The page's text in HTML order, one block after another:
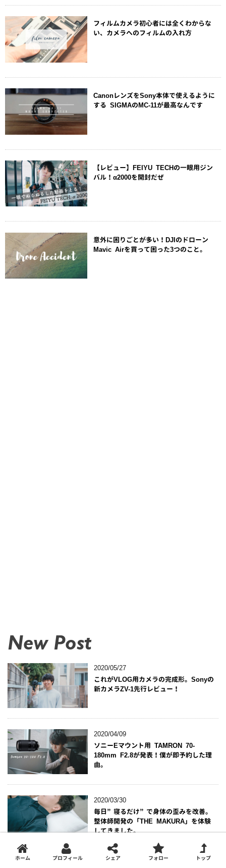
フィルムカメラ初心者には全くわからな
い、カメラへのフィルムの入れ方
CanonレンズをSony本体で使えるように
する SIGMAのMC-11が最高なんです
【レビュー】FEIYU TECHの一眼用ジン
バル！α2000を開封だぜ
意外に困りごとが多い！DJIのドローン
Mavic Airを買って困った3つのこと。
New Post
2020/05/27
これがVLOG用カメラの完成形。Sonyの
新カメラZV-1先行レビュー！
2020/04/09
ソニーEマウント用 TAMRON 70-
180mm F2.8が発表！僕が即予約した理
由。
2020/03/30
毎日”寝るだけ”で身体の歪みを改善。
整体師開発の「THE MAKURA」を体験
してきました。
ホーム プロフィール シェア フォロー トップ